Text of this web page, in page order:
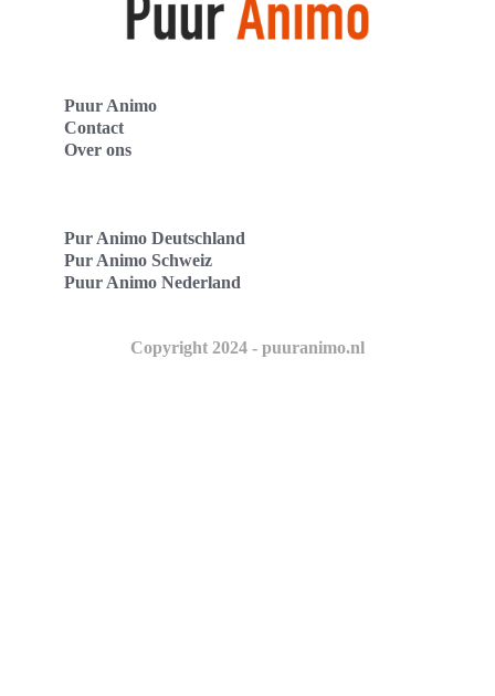
Puur Animo
Contact
Over ons
Pur Animo Deutschland
Pur Animo Schweiz
Puur Animo Nederland
Copyright 2024 - puuranimo.nl